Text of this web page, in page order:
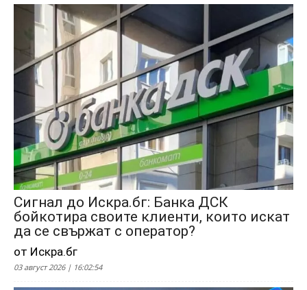
Сигнал до Искра.бг: Банка ДСК
бойкотира своите клиенти, които искат
да се свържат с оператор?
от Искра.бг
03 август 2026 | 16:02:54